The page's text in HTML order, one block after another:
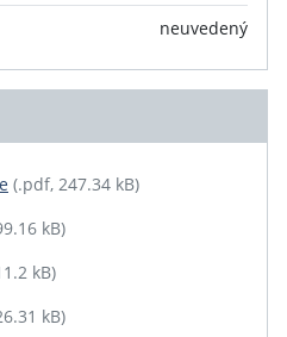
neuvedený
(.pdf, 247.34 kB)
kB)
kB)
kB)